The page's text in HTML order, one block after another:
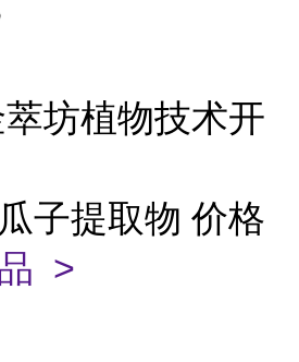
坊植物技术开
子提取物 价格
>